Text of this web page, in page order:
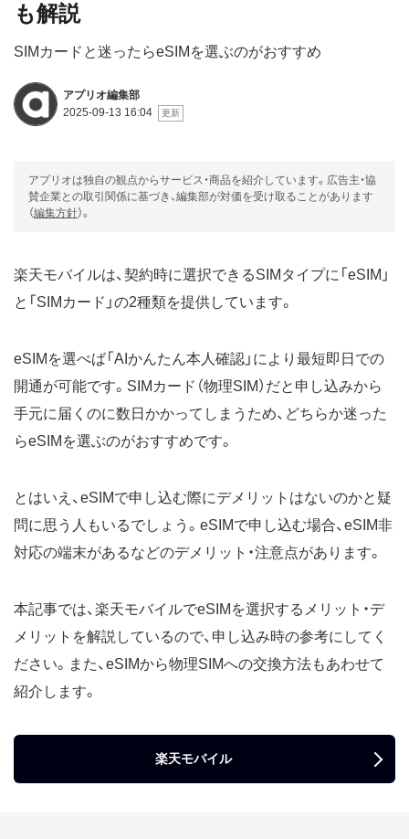
も解説
SIMカードと迷ったらeSIMを選ぶのがおすすめ
アプリオ編集部
2025-09-13 16:04
アプリオは独自の観点からサービス・商品を紹介しています。広告主・協
賛企業との取引関係に基づき、編集部が対価を受け取ることがあります
（編集方針）。
楽天モバイルは、契約時に選択できるSIMタイプに「eSIM」
と「SIMカード」の2種類を提供しています。
eSIMを選べば「AIかんたん本人確認」により最短即日での
開通が可能です。SIMカード（物理SIM）だと申し込みから
手元に届くのに数日かかってしまうため、どちらか迷った
らeSIMを選ぶのがおすすめです。
とはいえ、eSIMで申し込む際にデメリットはないのかと疑
問に思う人もいるでしょう。eSIMで申し込む場合、eSIM非
対応の端末があるなどのデメリット・注意点があります。
本記事では、楽天モバイルでeSIMを選択するメリット・デ
メリットを解説しているので、申し込み時の参考にしてく
ださい。また、eSIMから物理SIMへの交換方法もあわせて
紹介します。
楽天モバイル